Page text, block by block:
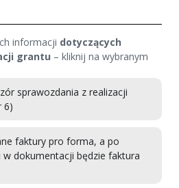
informacji dotyczących
grantu – kliknij na wybranym
sprawozdania z realizacji
6)
faktury pro forma, a po
dokumentacji będzie faktura